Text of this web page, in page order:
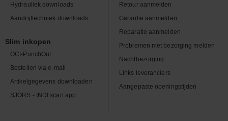
Hydrauliek downloads
Aandrijftechniek downloads
Slim inkopen
OCI-PunchOut
Bestellen via e-mail
Artikelgegevens downloaden
SJORS - INDI scan app
Retour aanmelden
Garantie aanmelden
Reparatie aanmelden
Problemen met bezorging melden
Nachtbezorging
Links leveranciers
Aangepaste openingstijden